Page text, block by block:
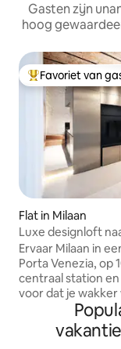
Gasten zijn
hoog
Topfavoriet van
Favoriet van
Flat in Milaan
Luxe designloft
Station
Ervaar Milaan in
Porta Venezia, op
centraal station
voor dat je
moderne loft in
bij historische
restaurants en